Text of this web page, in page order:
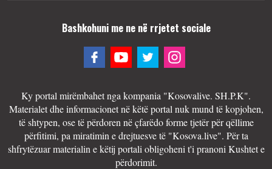
Bashkohuni me ne në rrjetet sociale
Ky portal mirëmbahet nga kompania "Kosovalive. SH.P.K".
Materialet dhe informacionet në këtë portal nuk mund të kopjohen,
të shtypen, ose të përdoren në çfarëdo forme tjetër për qëllime
përfitimi, pa miratimin e drejtuesve të "Kosova.live". Për ta
shfrytëzuar materialin e këtij portali obligoheni t'i pranoni Kushtet e
përdorimit.